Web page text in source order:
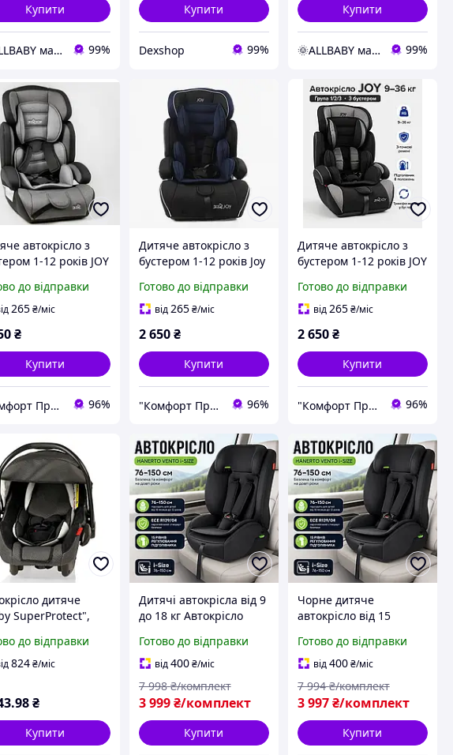
Купити
🌞ALLBABY магазин товарів для дітей 99%
Купити
Dexshop 99%
Купити
🌞ALLBABY магазин товарів для дітей 99%
автокрісло з
1-12 років JOY
дитини від 9-36 кг,
до відправки
265₴/міс
₴
Купити
"Комфорт Продукт" 96%
Дитяче автокрісло з
бустером 1-12 років Joy
вага дитини від 9-36 кг,
чорно-синій
Готово до відправки
від265 ₴/міс
2 650 ₴
Купити
"Комфорт Продукт" 96%
Дитяче автокрісло з
бустером 1-12 років JOY
вага дитини від 9-36 кг,
сіре
Готово до відправки
від265₴/міс
2 650₴
Купити
"Комфорт Продукт" 96%
дитяче
SuperProtect",
780100
до відправки
824₴/міс
.98₴
Купити
Дитячі автокрісла від 9
до 18 кг Автокрісло
Автокрісло від року
чорне Автокрісла для
старших дітей
Готово до відправки
від400 ₴/міс
3 999 ₴/комплект
7 998 ₴/комплект
Купити
Чорне дитяче
автокрісло від 15
Автокрісла з
кріпленням IsoFix
Автокрісло з гарним
нахилом спинки
Готово до відправки
від400₴/міс
3 997₴/комплект
7 994 ₴/комплект
Купити